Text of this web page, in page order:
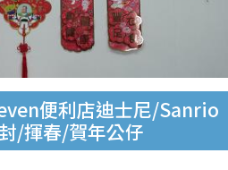
便利店迪士尼/Sanrio
/揮春/賀年公仔